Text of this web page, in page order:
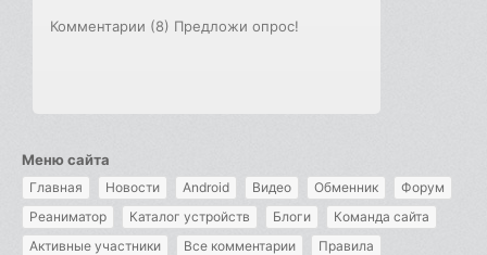
Комментарии (8) Предложи опрос!
Меню сайта
Главная Новости Android Видео Обменник
Форум
Реаниматор
Каталог устройств Блоги
Команда сайта
Активные участники
Все комментарии Правила